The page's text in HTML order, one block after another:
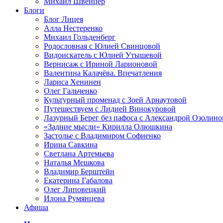
Блоги
Блог Лицея
Алла Нестеренко
Михаил Гольденберг
Родословная с Юлией Свинцовой
Видоискатель с Юлией Утышевой
Вернисаж с Ириной Ларионовой
Валентина Калачёва. Впечатления
Лариса Хенинен
Олег Гальченко
Культурный променад с Зоей Арнаутовой
Путешествуем с Лидией Винокуровой
Лазурный Берег без пафоса с Александрой
«Задние мысли» Кирилла Олюшкина
Застолье с Владимиром Софиенко
Ирина Савкина
Светлана Артемьева
Наталья Мешкова
Владимир Берштейн
Екатерина Габалова
Олег Липовецкий
Илона Румянцева
Афиша